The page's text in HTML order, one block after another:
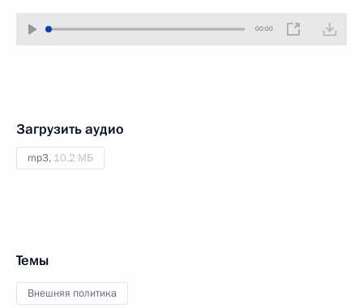
00:00
Загрузить аудио
mp3, 10.2 МБ
Темы
Внешняя политика